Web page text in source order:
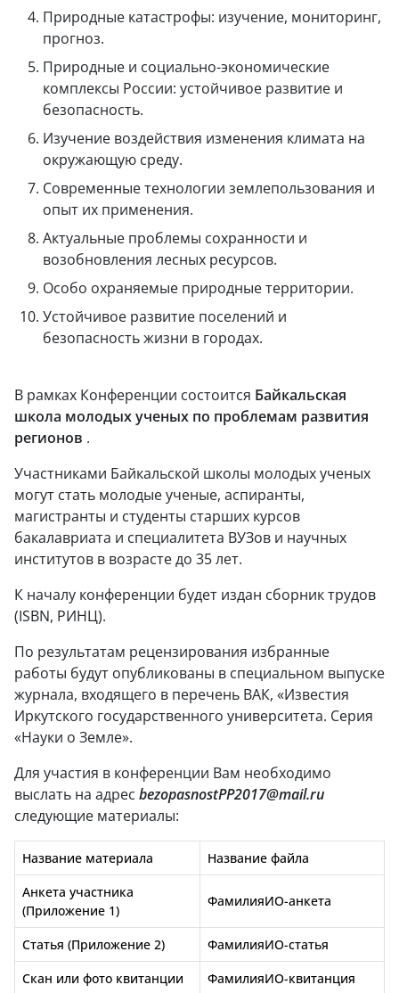
Природные катастрофы: изучение, мониторинг,
прогноз.
Природные и социально-экономические
комплексы России: устойчивое развитие и
безопасность.
Изучение воздействия изменения климата на
окружающую среду.
Современные технологии землепользования и
опыт их применения.
Актуальные проблемы сохранности и
возобновления лесных ресурсов.
Особо охраняемые природные территории.
Устойчивое развитие поселений и
безопасность жизни в городах.
В рамках Конференции состоится Байкальская
школа молодых ученых по проблемам развития
регионов .
Участниками Байкальской школы молодых ученых
могут стать молодые ученые, аспиранты,
магистранты и студенты старших курсов
бакалавриата и специалитета ВУЗов и научных
институтов в возрасте до 35 лет.
К началу конференции будет издан сборник трудов
(ISBN, РИНЦ).
По результатам рецензирования избранные
работы будут опубликованы в специальном выпуске
журнала, входящего в перечень ВАК, «Известия
Иркутского государственного университета. Серия
«Науки о Земле».
Для участия в конференции Вам необходимо
выслать на адрес bezopasnostPP2017@mail.ru
следующие материалы:
Название материала
Название файла
Анкета участника
(Приложение 1)
ФамилияИО-анкета
Статья (Приложение 2)
ФамилияИО-статья
Скан или фото квитанции
ФамилияИО-квитанция